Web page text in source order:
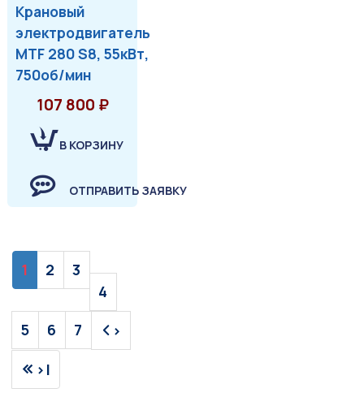
Крановый
электродвигатель
MTF 280 S8, 55кВт,
750об/мин
107 800 ₽
В КОРЗИНУ
ОТПРАВИТЬ ЗАЯВКУ
1 2
3
4
5
6 7
>
>|